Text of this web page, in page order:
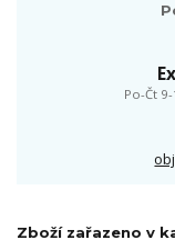
Po-Čt
Zboží zařazeno v